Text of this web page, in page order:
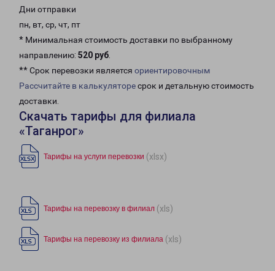
Дни отправки
пн, вт, ср, чт, пт
* Минимальная стоимость доставки по выбранному
направлению: 520 руб.
** Срок перевозки является ориентировочным
Рассчитайте в калькуляторесрок и детальную стоимость
доставки.
Скачать тарифы для филиала
«Таганрог»
Тарифы на услуги перевозки (xlsx)
Тарифы на перевозку в филиал (xls)
Тарифы на перевозку из филиала (xls)